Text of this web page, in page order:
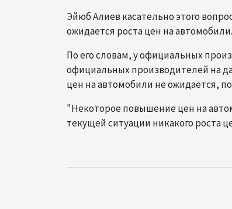
Эйюб Алиев касательно этого
ожидается роста цен на автомобили.
По его словам, у официальных
официальных производителей на
цен на автомобили не ожидается,
"Некоторое повышение цен на
текущей ситуации никакого роста